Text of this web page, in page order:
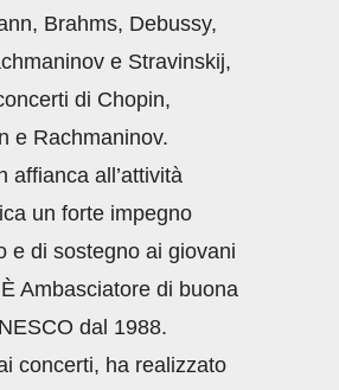
Brahms, Debussy,
e Stravinskij,
di Chopin,
e Rachmaninov.
affianca all’attività
un forte impegno
e di sostegno ai giovani
Ambasciatore di buona
dal 1988.
concerti, ha realizzato